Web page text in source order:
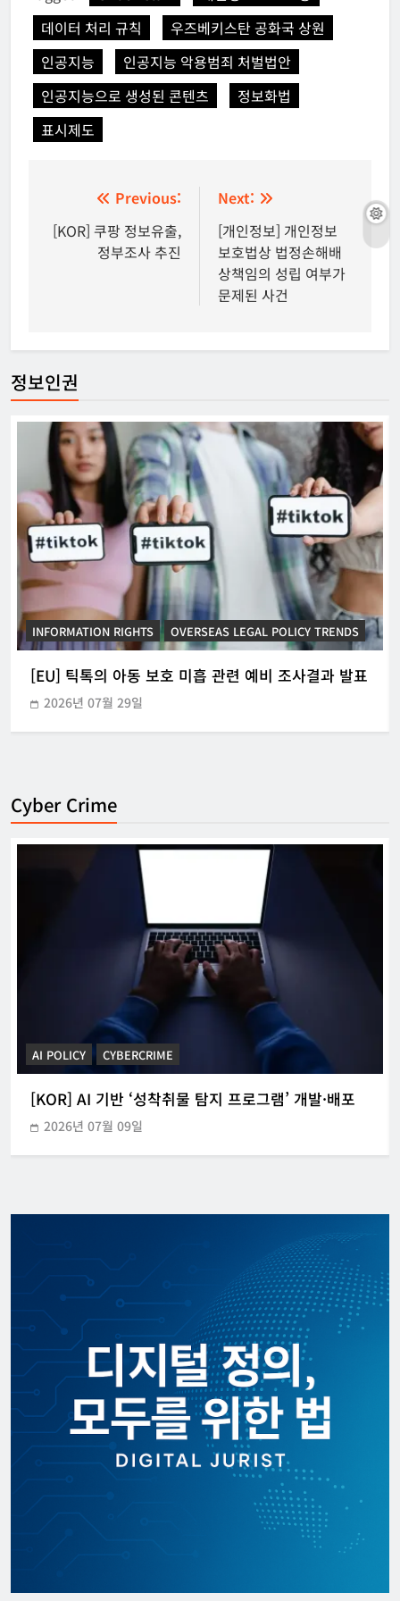
데이터 처리 규칙
우즈베키스탄 공화국 상원
인공지능
인공지능 악용범죄 처벌법안
인공지능으로 생성된 콘텐츠
정보화법
표시제도
탐
Previous:
[KOR] 쿠팡 정보유출,
정부조사 추진
Next:
[개인정보] 개인정보
보호법상 법정손해배
상책임의 성립 여부가
문제된 사건
정보인권
INFORMATION RIGHTS KOREAN ICT POLICY TRENDS
[KOR] ‘본인전송요구권’ 사전협의 지원 시범운영
2026년 07월 21일
Cyber Crime
CYBERCRIME POLICE INVESTIGATION ANNOUNCEMENT
[KOR] 3대 참사 허위정보 퍼뜨린 피의자 구속
2026년 05월 31일